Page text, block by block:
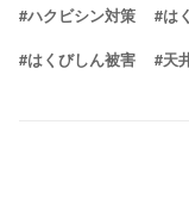
#ハクビシン対策 #は
#はくびしん被害 #天